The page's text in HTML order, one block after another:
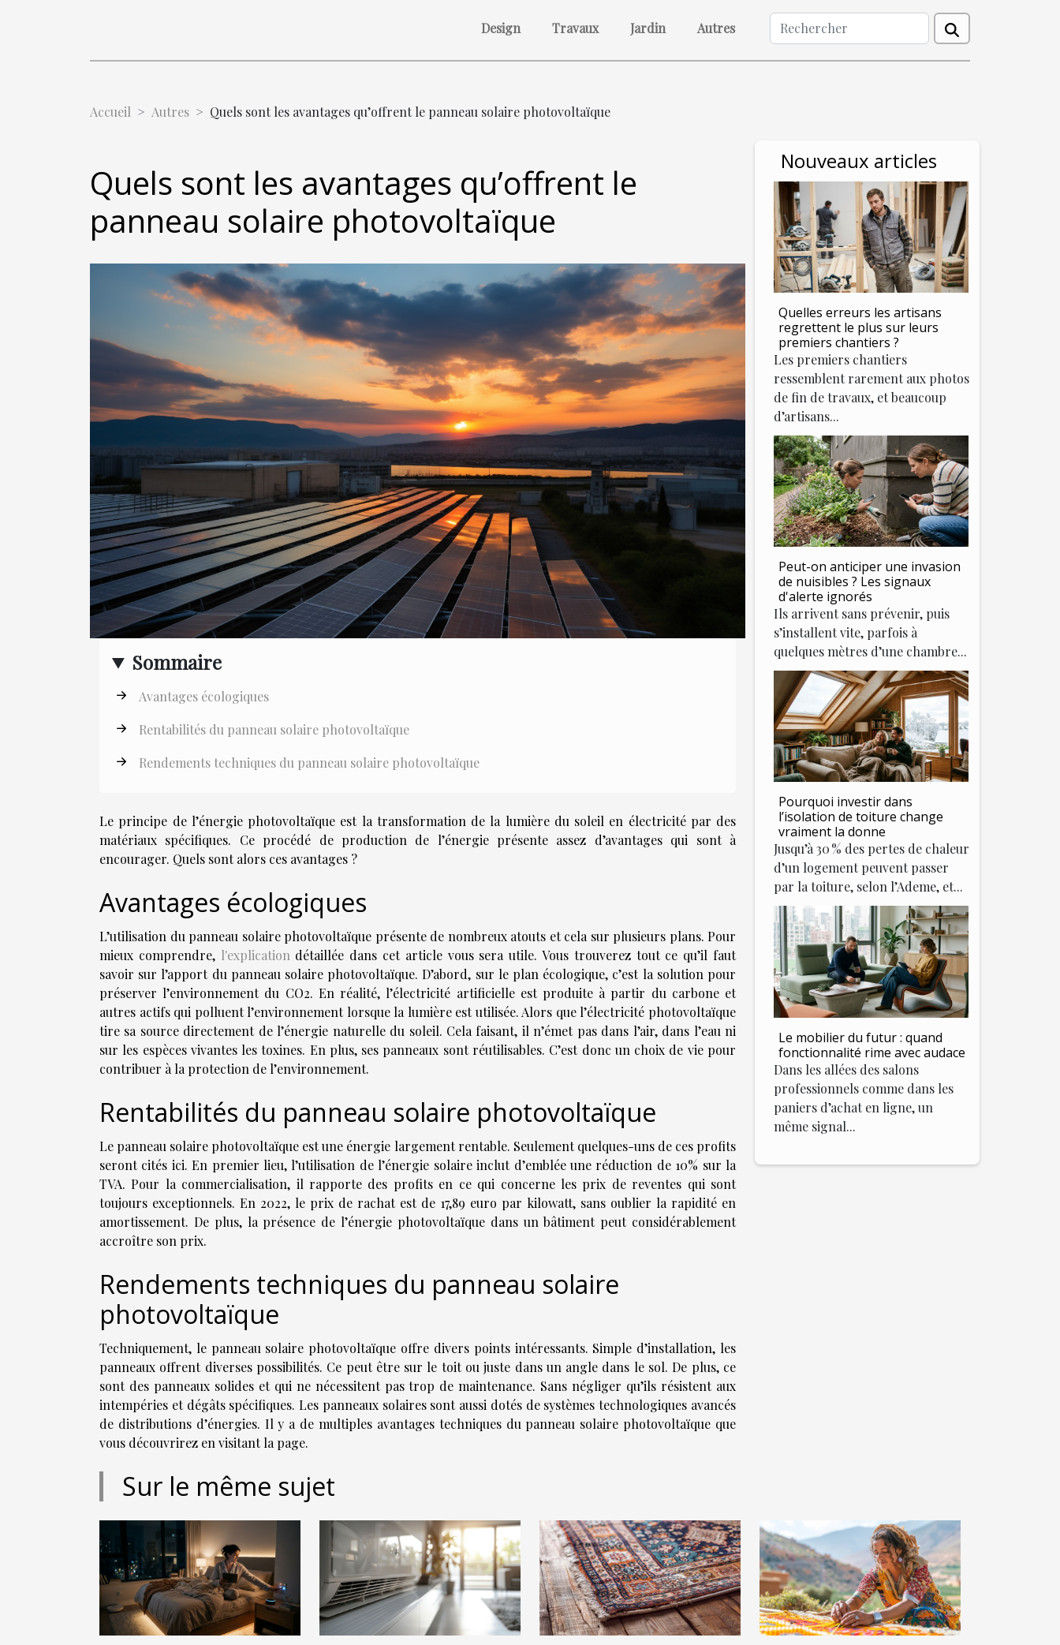
Design Travaux Jardin Autres
Accueil Autres Quels sont les avantages qu’offrent le panneau solaire photovoltaïque
Quels sont les avantages qu’offrent le
panneau solaire photovoltaïque
Sommaire
Avantages écologiques
Rentabilités du panneau solaire photovoltaïque
Rendements techniques du panneau solaire photovoltaïque
Le principe de l’énergie photovoltaïque est la transformation de la lumière du soleil en électricité par des
matériaux spécifiques. Ce procédé de production de l’énergie présente assez d’avantages qui sont à
encourager. Quels sont alors ces avantages ?
Avantages écologiques
L’utilisation du panneau solaire photovoltaïque présente de nombreux atouts et cela sur plusieurs plans. Pour
mieux comprendre, l'explication détaillée dans cet article vous sera utile. Vous trouverez tout ce qu’il faut
savoir sur l’apport du panneau solaire photovoltaïque. D’abord, sur le plan écologique, c’est la solution pour
préserver l’environnement du CO2. En réalité, l’électricité artificielle est produite à partir du carbone et
autres actifs qui polluent l’environnement lorsque la lumière est utilisée. Alors que l’électricité photovoltaïque
tire sa source directement de l’énergie naturelle du soleil. Cela faisant, il n’émet pas dans l’air, dans l’eau ni
sur les espèces vivantes les toxines. En plus, ses panneaux sont réutilisables. C’est donc un choix de vie pour
contribuer à la protection de l’environnement.
Rentabilités du panneau solaire photovoltaïque
Le panneau solaire photovoltaïque est une énergie largement rentable. Seulement quelques-uns de ces profits
seront cités ici. En premier lieu, l’utilisation de l’énergie solaire inclut d’emblée une réduction de 10% sur la
TVA. Pour la commercialisation, il rapporte des profits en ce qui concerne les prix de reventes qui sont
toujours exceptionnels. En 2022, le prix de rachat est de 17,89 euro par kilowatt, sans oublier la rapidité en
amortissement. De plus, la présence de l’énergie photovoltaïque dans un bâtiment peut considérablement
accroître son prix.
Rendements techniques du panneau solaire
photovoltaïque
Techniquement, le panneau solaire photovoltaïque offre divers points intéressants. Simple d’installation, les
panneaux offrent diverses possibilités. Ce peut être sur le toit ou juste dans un angle dans le sol. De plus, ce
sont des panneaux solides et qui ne nécessitent pas trop de maintenance. Sans négliger qu’ils résistent aux
intempéries et dégâts spécifiques. Les panneaux solaires sont aussi dotés de systèmes technologiques avancés
de distributions d’énergies. Il y a de multiples avantages techniques du panneau solaire photovoltaïque que
vous découvrirez en visitant la page.
Nouveaux articles
Quelles erreurs les artisans
regrettent le plus sur leurs
premiers chantiers ?
Les premiers chantiers
ressemblent rarement aux photos
de fin de travaux, et beaucoup
d’artisans...
Peut-on anticiper une invasion
de nuisibles ? Les signaux
d'alerte ignorés
Ils arrivent sans prévenir, puis
s’installent vite, parfois à
quelques mètres d’une chambre...
Pourquoi investir dans
l’isolation de toiture change
vraiment la donne
Jusqu’à 30 % des pertes de chaleur
d’un logement peuvent passer
par la toiture, selon l’Ademe, et...
Le mobilier du futur : quand
fonctionnalité rime avec audace
Dans les allées des salons
professionnels comme dans les
paniers d’achat en ligne, un
même signal...
Sur le même sujet